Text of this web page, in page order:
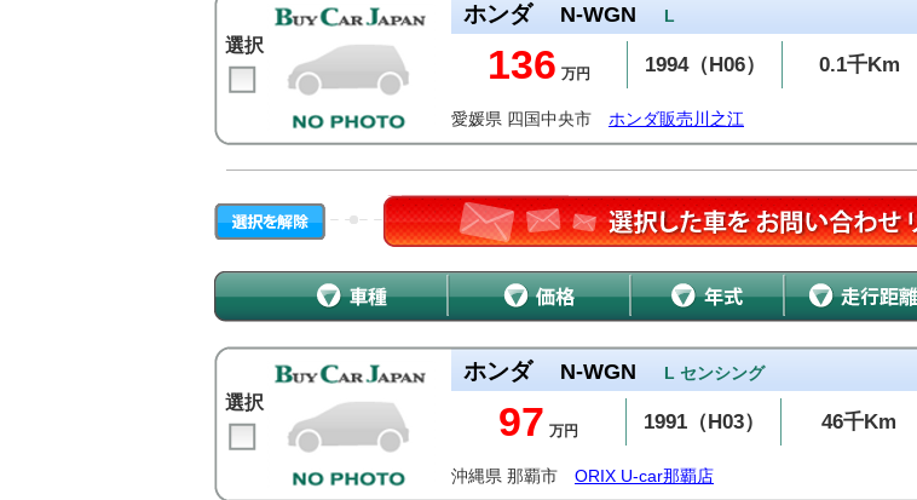
選択
ホンダ N-WGN L
136 万円 1994（H06） 0.1千Km
愛媛県 四国中央市 ホンダ販売川之江
選択
ホンダ N-WGN L センシング
97 万円 1991（H03） 46千Km
沖縄県 那覇市 ORIX U-car那覇店